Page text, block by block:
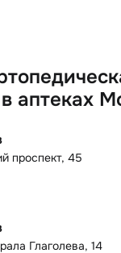
аптеках
проспект, 45
Глаголева, 14